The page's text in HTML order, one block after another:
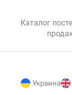
Каталог
Украина